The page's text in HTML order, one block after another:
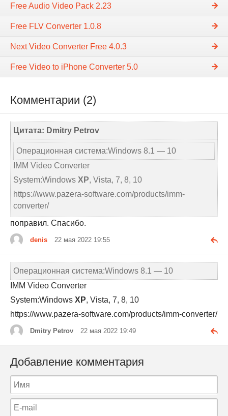
Free Audio Video Pack 2.23
Free FLV Converter 1.0.8
Next Video Converter Free 4.0.3
Free Video to iPhone Converter 5.0
Комментарии (2)
Цитата: Dmitry Petrov
Операционная система:Windows 8.1 — 10
IMM Video Converter
System:Windows XP, Vista, 7, 8, 10
https://www.pazera-software.com/products/imm-
converter/
поправил. Спасибо.
denis 22 мая 2022 19:55
Операционная система:Windows 8.1 — 10
IMM Video Converter
System:Windows XP, Vista, 7, 8, 10
https://www.pazera-software.com/products/imm-converter/
Dmitry Petrov 22 мая 2022 19:49
Добавление комментария